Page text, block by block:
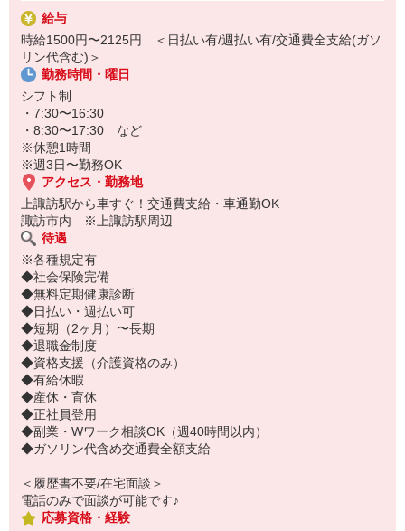
夜勤なしの日勤のみなので家庭との両立もしやすく、主婦（夫）さ
んやブランク明けの方も安心◎
人間関係が穏やかで、働きやすさに定評あり！
「いきなり常勤は不安…」そんな方もまずは派遣でお試し！
給与
時給1500円〜2125円 ＜日払い有/週払い有/交通費全支給(ガソ
リン代含む)＞
勤務時間・曜日
シフト制
・7:30〜16:30
・8:30〜17:30 など
※休憩1時間
※週3日〜勤務OK
アクセス・勤務地
上諏訪駅から車すぐ！交通費支給・車通勤OK
諏訪市内 ※上諏訪駅周辺
待遇
※各種規定有
◆社会保険完備
◆無料定期健康診断
◆日払い・週払い可
◆短期（2ヶ月）〜長期
◆退職金制度
◆資格支援（介護資格のみ）
◆有給休暇
◆産休・育休
◆正社員登用
◆副業・Wワーク相談OK（週40時間以内）
◆ガソリン代含め交通費全額支給
＜履歴書不要/在宅面談＞
電話のみで面談が可能です♪
応募資格・経験